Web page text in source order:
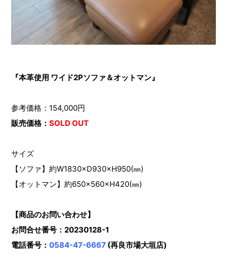
『本革使用 ワイド2Pソファ＆オットマン』
参考価格：154,000円
販売価格：SOLD OUT
サイズ
【ソファ】約W1830×D930×H950(㎜)
【オットマン】約650×560×H420(㎜)
【商品のお問い合わせ】
お問合せ番号：20230128-1
電話番号：0584-47-6667 (再良市場大垣店)